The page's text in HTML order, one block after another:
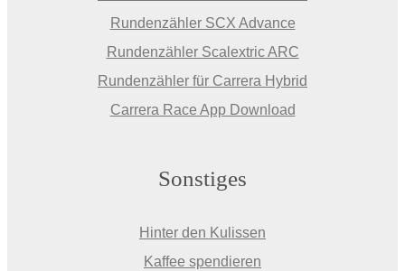
Rundenzähler SCX Advance
Rundenzähler Scalextric ARC
Rundenzähler für Carrera Hybrid
Carrera Race App Download
Sonstiges
Hinter den Kulissen
Kaffee spendieren